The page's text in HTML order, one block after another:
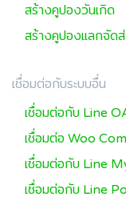
สร้างคูปองวันเกิด
สร้างคูปองแลกจัด
เชื่อมต่อกับระบบอื่น
เชื่อมต่อกับ Line
เชื่อมต่อ Woo
เชื่อมต่อกับ Line
เชื่อมต่อกับ Line